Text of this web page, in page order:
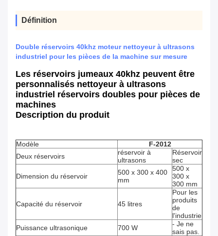
Définition
Double réservoirs 40khz moteur nettoyeur à ultrasons
industriel pour les pièces de la machine sur mesure
Les réservoirs jumeaux 40khz peuvent être
personnalisés nettoyeur à ultrasons
industriel réservoirs doubles pour pièces de
machines
Description du produit
Modèle
F-2012
Deux réservoirs
réservoir à
ultrasons
Réservoir
sec
Dimension du réservoir
500 x 300 x 400
mm
500 x
300 x
300 mm
Capacité du réservoir 45 litres
Pour les
produits
de
l'industrie
Puissance ultrasonique
700 W
- Je ne
sais pas.